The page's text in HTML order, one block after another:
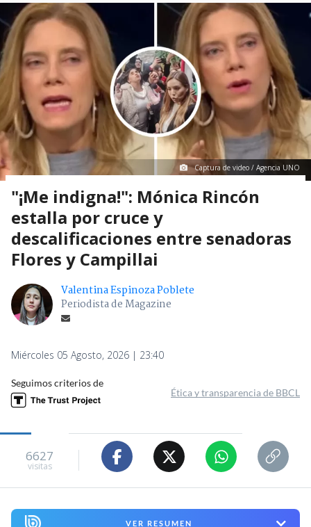
Captura de video / Agencia UNO
"¡Me indigna!": Mónica Rincón
estalla por cruce y
descalificaciones entre senadoras
Flores y Campillai
Valentina Espinoza Poblete
Periodista de Magazine
Miércoles 05 Agosto, 2026 | 23:40
Seguimos criterios de
Ética y transparencia de BBCL
6627
visitas
VER RESUMEN